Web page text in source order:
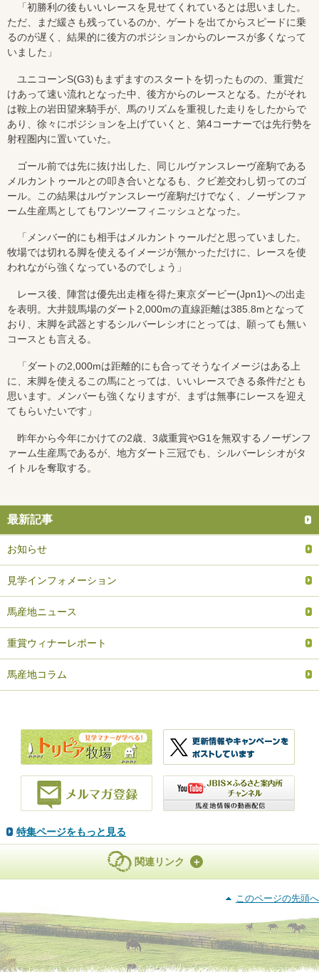
「初勝利の後もいいレースを見せてくれているとは思いました。
ただ、まだ緩さも残っているのか、ゲートを出てからスピードに乗
るのが遅く、結果的に後方のポジションからのレースが多くなって
いました」
ユニコーンS(G3)もまずますのスタートを切ったものの、重賞だ
けあって速い流れとなった中、後方からのレースとなる。たがそれ
は鞍上の岩田望来騎手が、馬のリズムを重視した走りをしたからで
あり、徐々にポジションを上げていくと、第4コーナーでは先行勢を
射程圏内に置いていた。
ゴール前では先に抜け出した、同じルヴァンスレーヴ産駒である
メルカントゥールとの叩き合いとなるも、クビ差交わし切ってのゴ
ール。この結果はルヴァンスレーヴ産駒だけでなく、ノーザンファ
ーム生産馬としてもワンツーフィニッシュとなった。
「メンバー的にも相手はメルカントゥールだと思っていました。
牧場では切れる脚を使えるイメージが無かっただけに、レースを使
われながら強くなっているのでしょう」
レース後、陣営は優先出走権を得た東京ダービー(Jpn1)への出走
を表明。大井競馬場のダート2,000mの直線距離は385.8mとなって
おり、末脚を武器とするシルバーレシオにとっては、願っても無い
コースとも言える。
「ダートの2,000mは距離的にも合ってそうなイメージはある上
に、末脚を使えるこの馬にとっては、いいレースできる条件だとも
思います。メンバーも強くなりますが、まずは無事にレースを迎え
てもらいたいです」
昨年から今年にかけての2歳、3歳重賞やG1を無双するノーザンフ
ァーム生産馬であるが、地方ダート三冠でも、シルバーレシオがタ
イトルを奪取する。
最新記事
お知らせ
見学インフォメーション
馬産地ニュース
重賞ウィナーレポート
馬産地コラム
特集ページをもっと見る
関連リンク
このページの先頭へ